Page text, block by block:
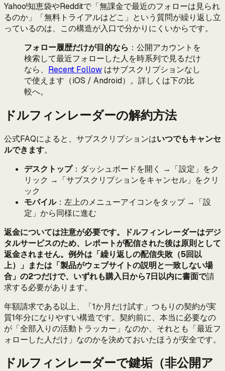
Yahoo!知恵袋やRedditで「無課金で最近のフォローは見られ
るのか」「無料トライアルはどこ」という質問が繰り返し立
っているのは、この構造が入口で分かりにくいからです。
フォロー履歴だけが目的なら ：公開アカウントを
検索して最近フォローした人を時系列で見るだけ
なら、 Recent Follow はサブスクリプションなし
で使えます（iOS / Android）。詳しくは下の比
較へ。
ドルフィンレーダーの解約方法
公式FAQによると、サブスクリプションはいつでもキャンセ
ルできます。
デスクトップ：ダッシュボードを開く →「設定」をク
リック →「サブスクリプションをキャンセル」をクリ
ック
モバイル：左上のメニューアイコンをタップ →「設
定」から同様に進む
返金については注意が必要です。
ドルフィンレーダーはデジ
タルサービスのため、レポートが配信された後は原則として
返金されません。例外は「繰り返しの配信失敗（5回以
上）」または「製品がウェブサイトの説明と一致しない場
合」の2つだけで、いずれも購入日から7日以内に書面で請
求する必要があります。
年額請求である以上、「1か月だけ試す」つもりの契約が実
質1年分になりやすい構造です。契約前に、本当に必要なの
が「全部入りの活動トラッカー」なのか、それとも「最近フ
ォローした人だけ」なのかを決めておいたほうが安全です。
ドルフィンレーダーで鍵垢（非公開ア